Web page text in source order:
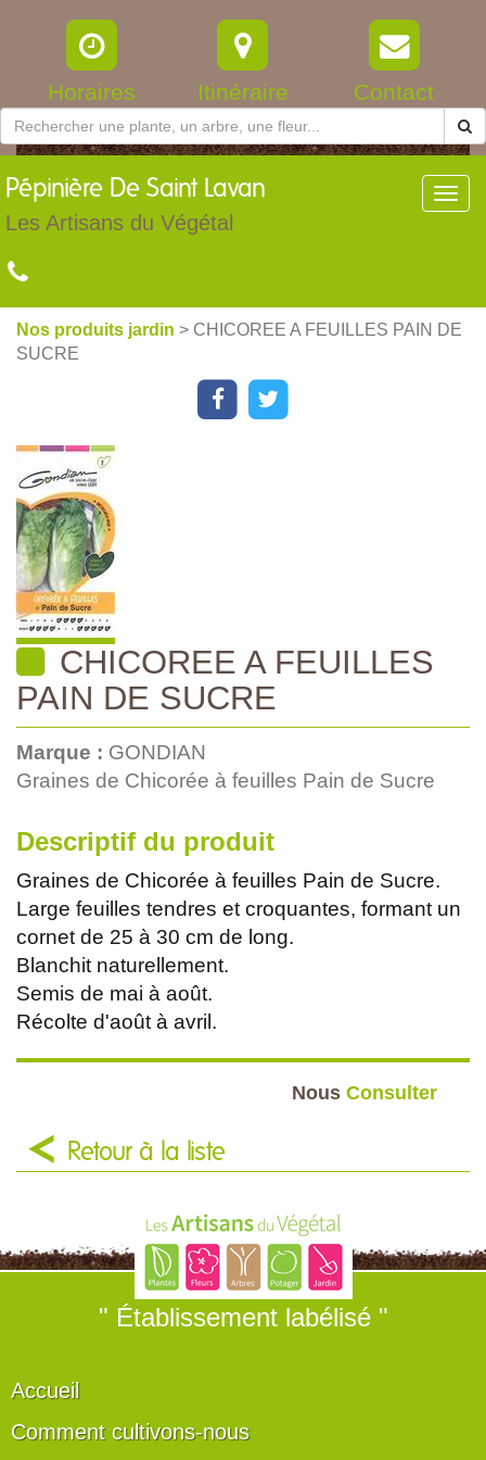
Horaires Itinéraire Contact
Pépinière De Saint Lavan
Les Artisans du Végétal
Nos produits jardin > CHICOREE A FEUILLES PAIN DE
SUCRE
CHICOREE A FEUILLES
PAIN DE SUCRE
Marque : GONDIAN
Graines de Chicorée à feuilles Pain de Sucre
Descriptif du produit
Graines de Chicorée à feuilles Pain de Sucre.
Large feuilles tendres et croquantes, formant un
cornet de 25 à 30 cm de long.
Blanchit naturellement.
Semis de mai à août.
Récolte d'août à avril.
Nous Consulter
Retour à la liste
" Établissement labélisé "
Accueil
Comment cultivons-nous